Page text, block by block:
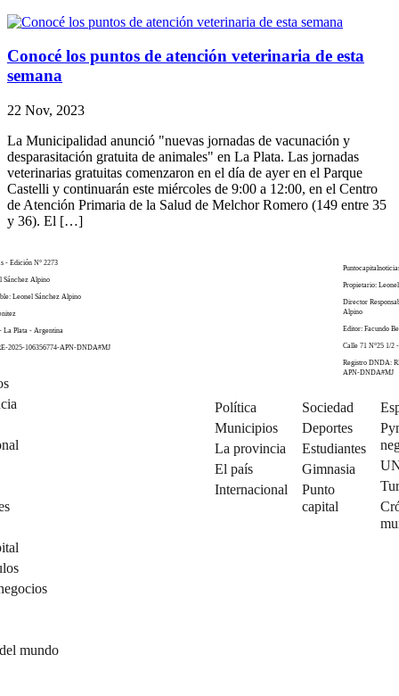
Conocé los puntos de atención veterinaria de esta
semana
22 Nov, 2023
La Municipalidad anunció "nuevas jornadas de vacunación y
desparasitación gratuita de animales" en La Plata. Las jornadas
veterinarias gratuitas comenzaron en el día de ayer en el Parque
Castelli y continuarán este miércoles de 9:00 a 12:00, en el Centro
de Atención Primaria de la Salud de Melchor Romero (149 entre 35
y 36). El […]
- Edición N° 2273
Sánchez Alpino
Leonel Sánchez Alpino
La Plata - Argentina
2025-106356774-APN-DNDA#MJ
mundo
Propietario:
Director
Alpino
Editor: Facundo
Calle 71 N°25 1/2
Registro DNDA:
APN-DNDA#MJ
Política
Municipios
La provincia
El país
Internacional
Sociedad
Deportes
Estudiantes
Gimnasia
Punto
capital